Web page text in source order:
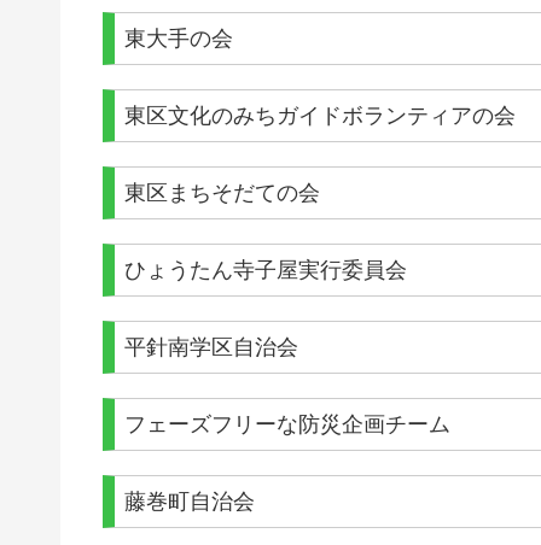
東大手の会
東区文化のみちガイドボランティアの会
東区まちそだての会
ひょうたん寺子屋実行委員会
平針南学区自治会
フェーズフリーな防災企画チーム
藤巻町自治会